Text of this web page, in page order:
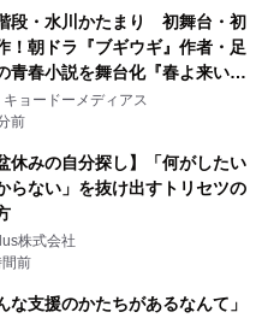
段・水川かたまり 初舞台・初
！朝ドラ『ブギウギ』作者・足
青春小説を舞台化『春よ来い、
来い』キービジュアル解禁！
キョードーメディアス
前
休みの自分探し】「何がしたい
らない」を抜け出すトリセツの
株式会社
前
な支援のかたちがあるなんて」